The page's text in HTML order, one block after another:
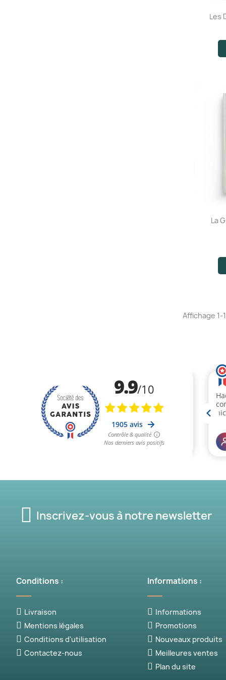
Les
La
Affichage 1-
Inscrivez-vous à notre newsletter
Conditions :
Livraison
Mentions légales
Conditions d'utilisation
Contactez-nous
Informations :
Informations
Promotions
Nouveaux produits
Meilleures ventes
Plan du site